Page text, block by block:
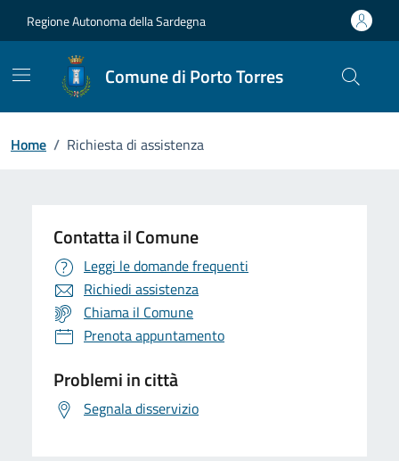
Regione Autonoma della Sardegna
Comune di Porto Torres
Home / Richiesta di assistenza
Contatta il Comune
Leggi le domande frequenti
Richiedi assistenza
Chiama il Comune
Prenota appuntamento
Problemi in città
Segnala disservizio